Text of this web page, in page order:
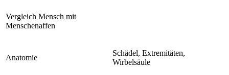
Vergleich Mensch mit
Menschenaffen
Anatomie
Schädel, Extremitäten,
Wirbelsäule